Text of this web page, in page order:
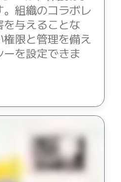
組織のコラボレ
与えることな
限と管理を備え
を設定できま